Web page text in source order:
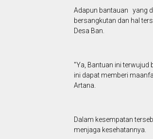
Adapun bantauan yang
bersangkutan dan hal
Desa Ban.
"Ya, Bantuan ini
ini dapat memberi
Artana.
Dalam kesempatan
menjaga kesehatannya.